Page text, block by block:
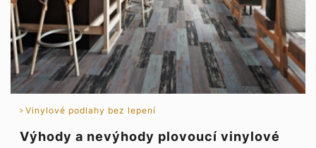
Vinylové podlahy bez lepení
Výhody a nevýhody plovoucí vinylové